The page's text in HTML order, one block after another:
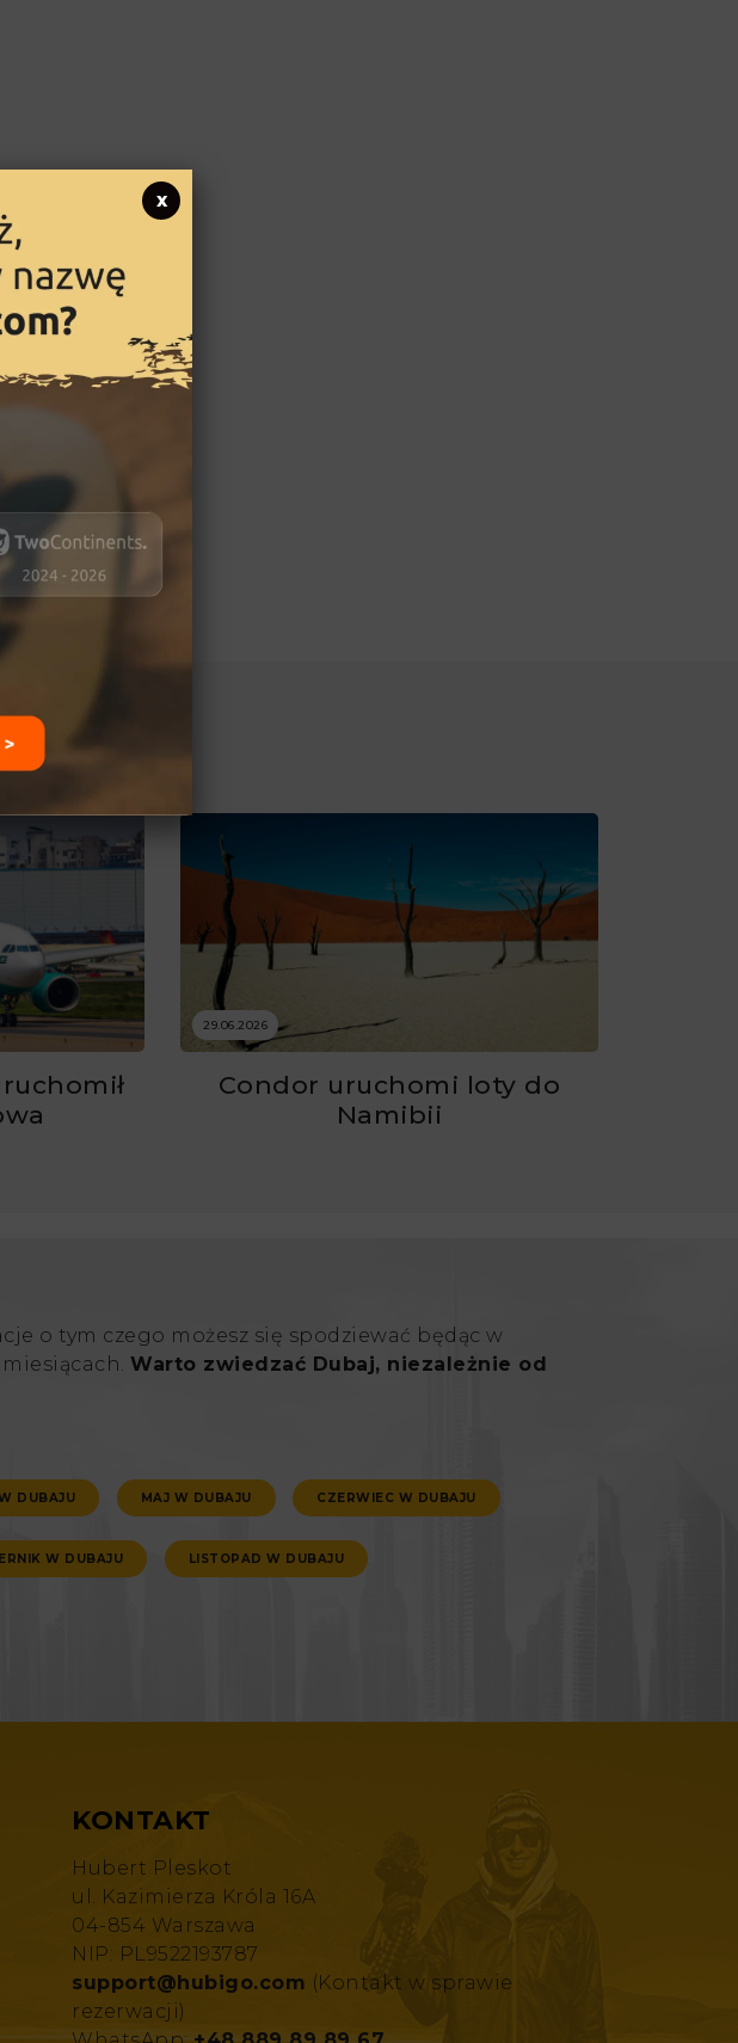
29.06.2026
Condor uruchomi loty do
Namibii
o tym czego możesz się spodziewać będąc w
Warto zwiedzać Dubaj, niezależnie od
DUBAJU MAJ W DUBAJU CZERWIEC W DUBAJU
W DUBAJU LISTOPAD W DUBAJU
KONTAKT
Hubert Pleskot
ul. Kazimierza Króla 16A
04-854 Warszawa
NIP: PL9522193787
support@hubigo.com (Kontakt w sprawie
rezerwacji)
x